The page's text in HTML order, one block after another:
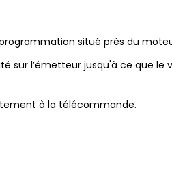
situé près du
sur l’émetteur jusqu'à ce que
à la télécommande.